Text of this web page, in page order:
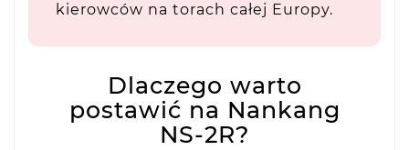
kierowców na torach całej Europy.
Dlaczego warto
postawić na Nankang
NS-2R?